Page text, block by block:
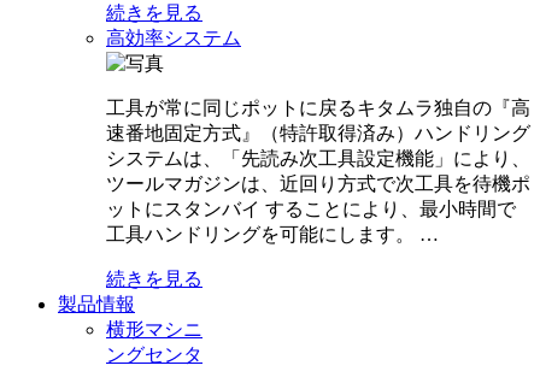
続きを見る
高効率システム
工具が常に同じポットに戻るキタムラ独自の『高
速番地固定方式』（特許取得済み）ハンドリング
システムは、「先読み次工具設定機能」により、
ツールマガジンは、近回り方式で次工具を待機ポ
ットにスタンバイ することにより、最小時間で
工具ハンドリングを可能にします。 …
続きを見る
製品情報
横形マシニ
ングセンタ